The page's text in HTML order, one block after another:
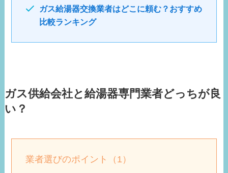
ガス給湯器交換業者はどこに頼む？おすすめ
比較ランキング
ガス供給会社と給湯器専門業者どっちが良
い？
業者選びのポイント（1）